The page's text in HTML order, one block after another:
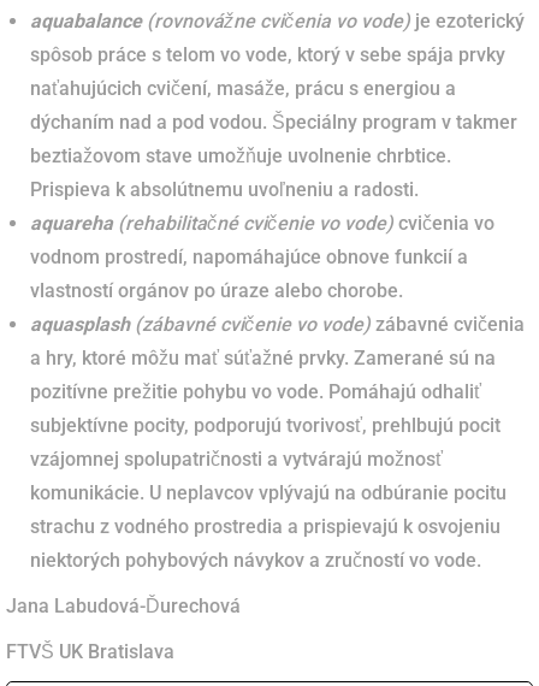
aquabalance (rovnovážne cvičenia vo vode) je ezoterický
spôsob práce s telom vo vode, ktorý v sebe spája prvky
naťahujúcich cvičení, masáže, prácu s energiou a
dýchaním nad a pod vodou. Špeciálny program v takmer
beztiažovom stave umožňuje uvolnenie chrbtice.
Prispieva k absolútnemu uvoľneniu a radosti.
aquareha (rehabilitačné cvičenie vo vode) cvičenia vo
vodnom prostredí, napomáhajúce obnove funkcií a
vlastností orgánov po úraze alebo chorobe.
aquasplash(zábavné cvičenie vo vode) zábavné cvičenia
a hry, ktoré môžu mať súťažné prvky. Zamerané sú na
pozitívne prežitie pohybu vo vode. Pomáhajú odhaliť
subjektívne pocity, podporujú tvorivosť, prehlbujú pocit
vzájomnej spolupatričnosti a vytvárajú možnosť
komunikácie. U neplavcov vplývajú na odbúranie pocitu
strachu z vodného prostredia a prispievajú k osvojeniu
niektorých pohybových návykov a zručností vo vode.
Jana Labudová-Ďurechová
FTVŠ UK Bratislava